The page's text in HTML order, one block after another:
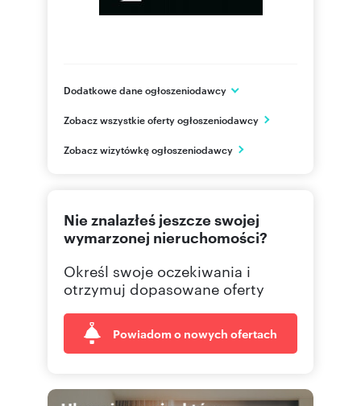
Dodatkowe dane ogłoszeniodawcy
ul. Podhalańska 26D
małopolskie
Zobacz wszystkie oferty ogłoszeniodawcy
Zobacz wizytówkę ogłoszeniodawcy
Nie znalazłeś jeszcze swojej
wymarzonej nieruchomości?
Określ swoje oczekiwania i
otrzymuj dopasowane oferty
Powiadom o nowych ofertach